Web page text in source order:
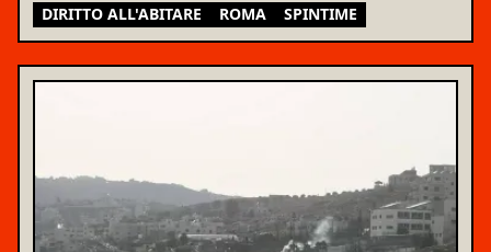
DIRITTO ALL'ABITARE ROMA SPINTIME